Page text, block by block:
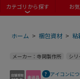
カテゴリから探す お
ホーム > 梱包資材 > 粘
メーカー：寺岡製作所 シリ
アイコンに